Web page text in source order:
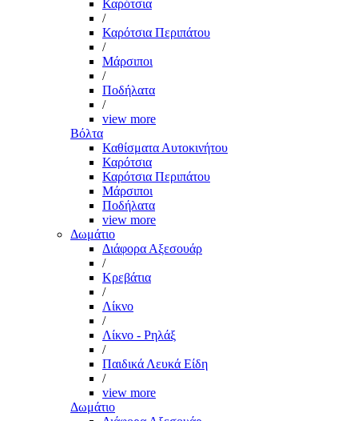
Καρότσια
/
Καρότσια Περιπάτου
/
Μάρσιποι
/
Ποδήλατα
/
view more
Βόλτα
Καθίσματα Αυτοκινήτου
Καρότσια
Καρότσια Περιπάτου
Μάρσιποι
Ποδήλατα
view more
Δωμάτιο
Διάφορα Αξεσουάρ
/
Κρεβάτια
/
Λίκνο
/
Λίκνο - Ρηλάξ
/
Παιδικά Λευκά Είδη
/
view more
Δωμάτιο